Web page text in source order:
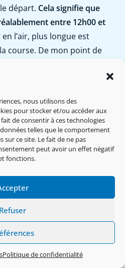
nous utilisons des
pour stocker et/ou accéder aux
de consentir à ces technologies
telles que le comportement
sur ce site. Le fait de ne pas
peut avoir un effet négatif
fonctions.
Refuser
Politique de confidentialité
départ. Cela signifie que
entre 12h00 et
l’air, plus longue est
course. De mon point de
sont en attente en grappe.
Quelques bi-
s’élancent dans le ciel.
de course constate que
inexorable vers
Jean. Un pression
qui craignent une
Alors que les minutes
de décaler la
à cela il réduit
cause du risque orageux
En fait il augmente
des balises, ainsi les